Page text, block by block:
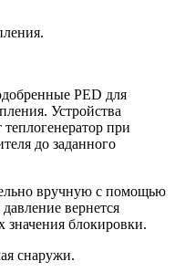
PED для
Устройства
при
до заданного
вручную с помощью
вернется
значения блокировки.
снаружи.